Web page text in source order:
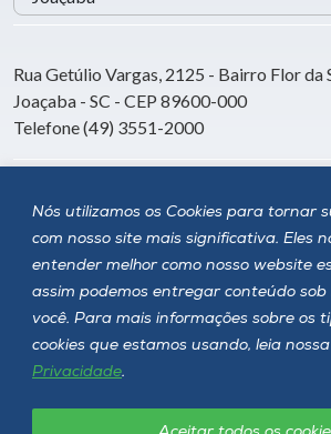
Nós utilizamos os Cookies para tornar
com nosso site mais significativa. Eles
entender melhor como nosso website
assim podemos entregar conteúdo
você. Para mais informações sobre os
cookies que estamos usando, leia nossa
Privacidade.
Rua Getúlio Vargas, 2125 - Bairro Flor da
Joaçaba - SC - CEP 89600-000
Telefone (49) 3551-2000
Siga a Unoesc